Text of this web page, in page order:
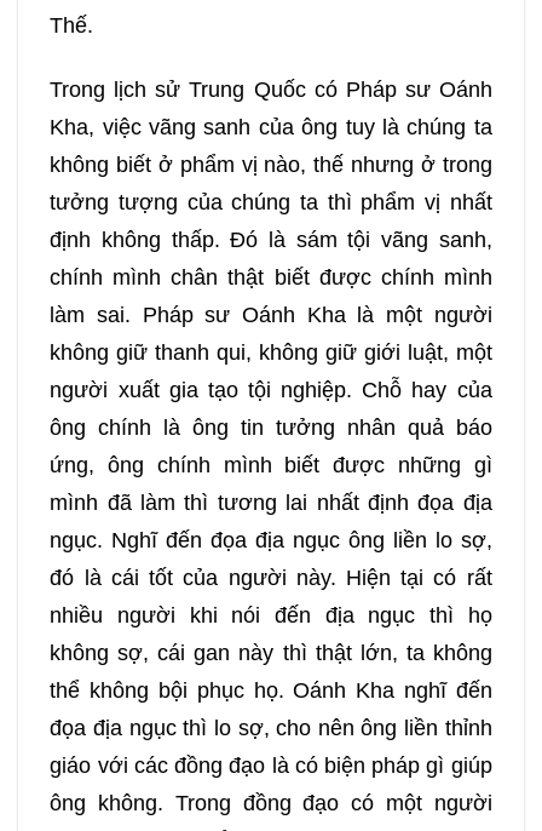
Thế.
Trong lịch sử Trung Quốc có Pháp sư Oánh
Kha, việc vãng sanh của ông tuy là chúng ta
không biết ở phẩm vị nào, thế nhưng ở trong
tưởng tượng của chúng ta thì phẩm vị nhất
định không thấp. Đó là sám tội vãng sanh,
chính mình chân thật biết được chính mình
làm sai. Pháp sư Oánh Kha là một người
không giữ thanh qui, không giữ giới luật, một
người xuất gia tạo tội nghiệp. Chỗ hay của
ông chính là ông tin tưởng nhân quả báo
ứng, ông chính mình biết được những gì
mình đã làm thì tương lai nhất định đọa địa
ngục. Nghĩ đến đọa địa ngục ông liền lo sợ,
đó là cái tốt của người này. Hiện tại có rất
nhiều người khi nói đến địa ngục thì họ
không sợ, cái gan này thì thật lớn, ta không
thể không bội phục họ. Oánh Kha nghĩ đến
đọa địa ngục thì lo sợ, cho nên ông liền thỉnh
giáo với các đồng đạo là có biện pháp gì giúp
ông không. Trong đồng đạo có một người